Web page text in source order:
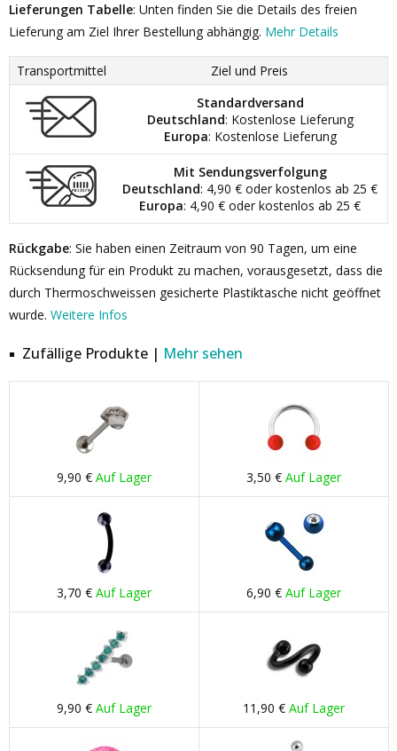
Lieferungen Tabelle: Unten finden Sie die Details des freien
Lieferung am Ziel Ihrer Bestellung abhängig. Mehr Details
Transportmittel
Ziel und Preis
Standardversand
Deutschland: Kostenlose Lieferung
Europa: Kostenlose Lieferung
Mit Sendungsverfolgung
Deutschland: 4,90 € oder kostenlos ab 25 €
Europa: 4,90 € oder kostenlos ab 25 €
Rückgabe: Sie haben einen Zeitraum von 90 Tagen, um eine
Rücksendung für ein Produkt zu machen, vorausgesetzt, dass die
durch Thermoschweissen gesicherte Plastiktasche nicht geöffnet
wurde. Weitere Infos
Zufällige Produkte | Mehr sehen
9,90 € Auf Lager 3,50 € Auf Lager
3,70 € Auf Lager 6,90 € Auf Lager
9,90 € Auf Lager 11,90 € Auf Lager